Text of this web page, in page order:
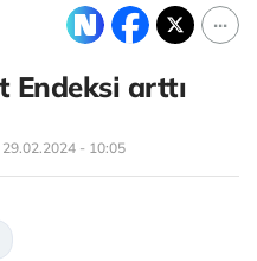
Endeksi arttı
29.02.2024 - 10:05